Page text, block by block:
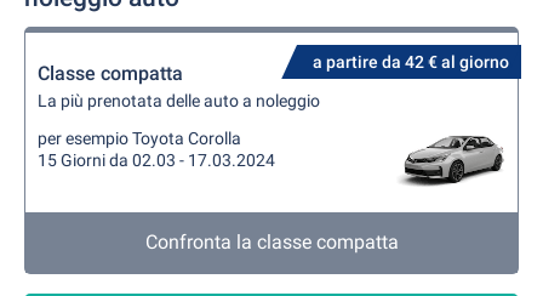
a partire da 42 € al giorno
Classe compatta
La più prenotata delle auto a noleggio
per esempio Toyota Corolla
15 Giorni da 02.03 - 17.03.2024
Confronta la classe compatta